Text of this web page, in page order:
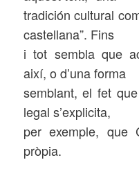
tradición cultural
castellana”. Fins
i tot sembla que
així, o d’una forma
semblant, el fet
legal s’explicita,
per exemple, que
pròpia.